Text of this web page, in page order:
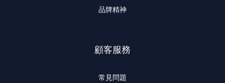
品牌精神
顧客服務
常見問題